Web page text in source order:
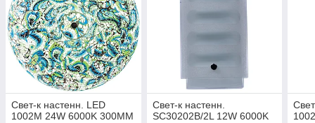
Свет-к настенн. LED
1002M 24W 6000K 300MM
Свет-к настенн.
SC30202B/2L 12W 6000K